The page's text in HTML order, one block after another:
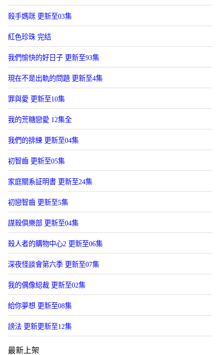
殺手媽咪 更新至03集
紅色珍珠 完结
我們愉快的好日子 更新至93集
現在不是出軌的問題 更新至4集
罪與愛 更新至10集
我的荒糖戀愛 12集全
我們的排練 更新至04集
初智齒 更新至05集
家庭關系証明書 更新至24集
初戀智齒 更新至5集
謀殺俱樂部 更新至04集
殺人者的購物中心2 更新至06集
深夜怪談會第六季 更新至07集
我的偶像縂裁 更新至02集
給你夢想 更新至08集
謗法 更新更新至12集
最新上架